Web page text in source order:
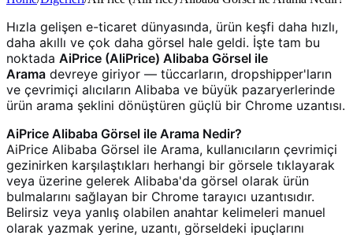
Hızla gelişen e-ticaret dünyasında, ürün keşfi daha hızlı,
daha akıllı ve çok daha görsel hale geldi. İşte tam bu
noktada AiPrice (AliPrice) Alibaba Görsel ile
Arama devreye giriyor — tüccarların, dropshipper'ların
ve çevrimiçi alıcıların Alibaba ve büyük pazaryerlerinde
ürün arama şeklini dönüştüren güçlü bir Chrome uzantısı.
AiPrice Alibaba Görsel ile Arama Nedir?
AiPrice Alibaba Görsel ile Arama, kullanıcıların çevrimiçi
gezinirken karşılaştıkları herhangi bir görsele tıklayarak
veya üzerine gelerek Alibaba'da görsel olarak ürün
bulmalarını sağlayan bir Chrome tarayıcı uzantısıdır.
Belirsiz veya yanlış olabilen anahtar kelimeleri manuel
olarak yazmak yerine, uzantı, görseldeki ipuçlarını